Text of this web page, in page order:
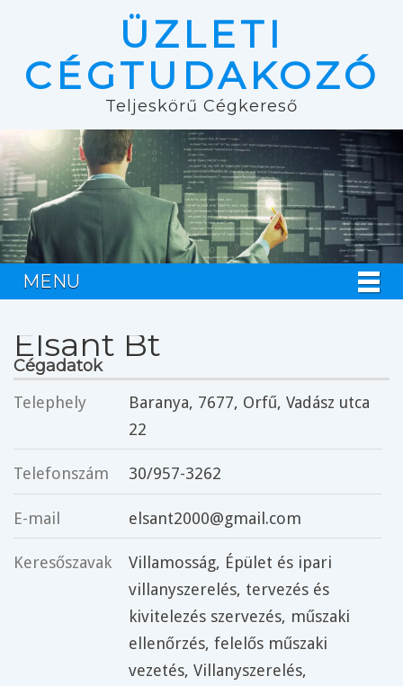
ÜZLETI
CÉGTUDAKOZÓ
Teljeskörű Cégkereső
MENU
Elsant Bt
Cégadatok
Telephely Baranya, 7677, Orfű, Vadász utca
22
Telefonszám 30/957-3262
E-mail elsant2000@gmail.com
Keresőszavak Villamosság, Épület és ipari
villanyszerelés, tervezés és
kivitelezés szervezés, műszaki
ellenőrzés,felelős műszaki
vezetés,Villanyszerelés,